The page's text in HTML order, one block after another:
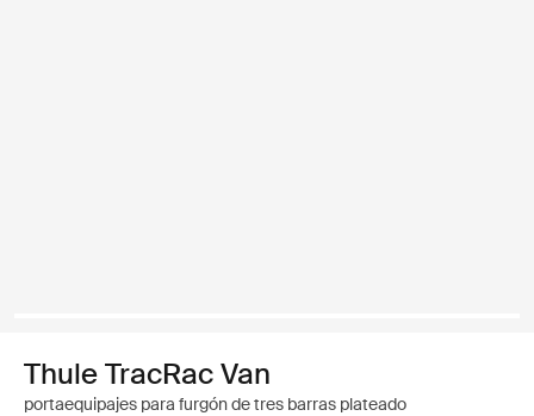
Thule TracRac Van
portaequipajes para furgón de tres barras plateado